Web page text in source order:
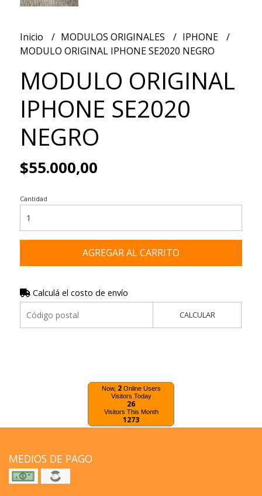
Inicio MODULOS ORIGINALES
IPHONE
MODULO ORIGINAL IPHONE SE2020 NEGRO
MODULO ORIGINAL
IPHONE SE2020
NEGRO
$55.000,00
Cantidad
AGREGAR AL CARRITO
Calculá el costo de envío
CALCULAR
Now, 2Online Users
Visitors Today
26
Visitors This Month
1273
MEDIOS DE PAGO